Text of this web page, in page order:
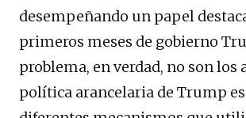
desempeñando un papel
primeros meses de gobierno
problema, en verdad, no son los
política arancelaria de Trump